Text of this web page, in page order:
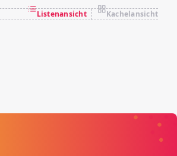
Listenansicht Kachelansicht